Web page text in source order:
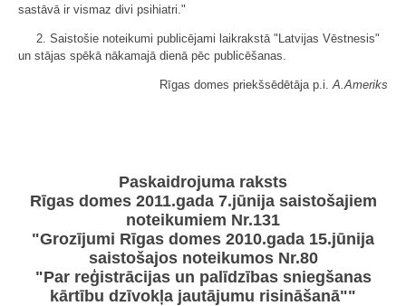
sastāvā ir vismaz divi psihiatri."
2. Saistošie noteikumi publicējami laikrakstā "Latvijas Vēstnesis"
un stājas spēkā nākamajā dienā pēc publicēšanas.
Rīgas domes priekšsēdētāja p.i. A.Ameriks
Paskaidrojuma raksts
Rīgas domes 2011.gada 7.jūnija saistošajiem
noteikumiem Nr.131
"Grozījumi Rīgas domes 2010.gada 15.jūnija
saistošajos noteikumos Nr.80
"Par reģistrācijas un palīdzības sniegšanas
kārtību dzīvokļa jautājumu risināšanā""